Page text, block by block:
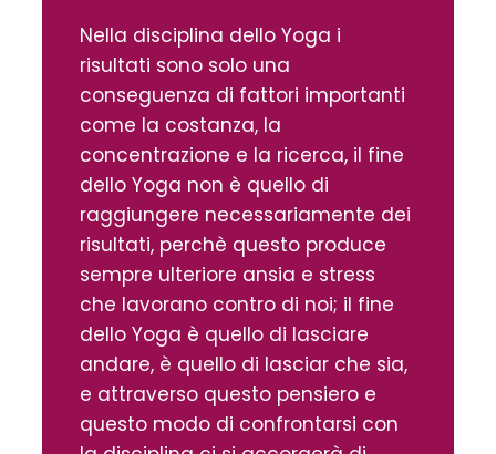
Nella disciplina dello Yoga i
risultati sono solo una
conseguenza di fattori importanti
come la costanza, la
concentrazione e la ricerca, il fine
dello Yoga non è quello di
raggiungere necessariamente dei
risultati, perchè questo produce
sempre ulteriore ansia e stress
che lavorano contro di noi; il fine
dello Yoga è quello di lasciare
andare, è quello di lasciar che sia,
e attraverso questo pensiero e
questo modo di confrontarsi con